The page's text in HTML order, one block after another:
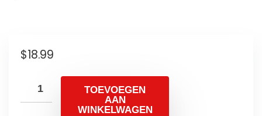
$18.99
TOEVOEGEN
AAN
WINKELWAGEN